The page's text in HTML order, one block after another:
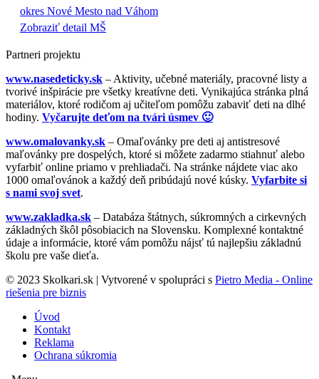
okres Nové Mesto nad Váhom
Zobraziť detail MŠ
Partneri projektu
www.nasedeticky.sk – Aktivity, učebné materiály, pracovné listy a
tvorivé inšpirácie pre všetky kreatívne deti. Vynikajúca stránka plná
materiálov, ktoré rodičom aj učiteľom pomôžu zabaviť deti na dlhé
hodiny. Vyčarujte deťom na tvári úsmev 🙂
www.omalovanky.sk – Omaľovánky pre deti aj antistresové
maľovánky pre dospelých, ktoré si môžete zadarmo stiahnuť alebo
vyfarbiť online priamo v prehliadači. Na stránke nájdete viac ako
1000 omaľovánok a každý deň pribúdajú nové kúsky. Vyfarbite si
s nami svoj svet.
www.zakladka.sk – Databáza štátnych, súkromných a cirkevných
základných škôl pôsobiacich na Slovensku. Komplexné kontaktné
údaje a informácie, ktoré vám pomôžu nájsť tú najlepšiu základnú
školu pre vaše dieťa.
© 2023 Skolkari.sk | Vytvorené v spolupráci s Pietro Media - Online
riešenia pre biznis
Úvod
Kontakt
Reklama
Ochrana súkromia